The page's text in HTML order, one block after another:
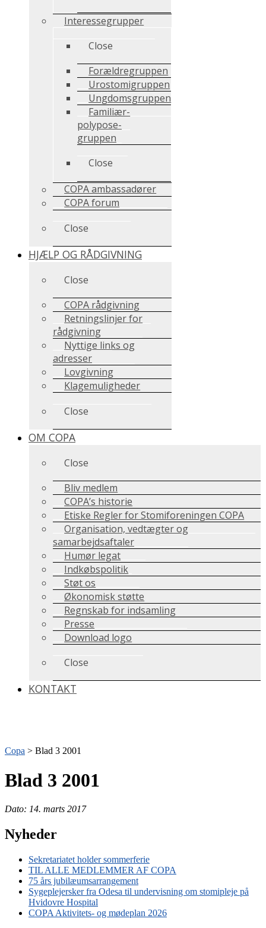
Interessegrupper
Close
Forældregruppen
Urostomigruppen
Ungdomsgruppen
Familiær-
polypose-
gruppen
Close
COPA ambassadører
COPA forum
Close
HJÆLP OG RÅDGIVNING
Close
COPA rådgivning
Retningslinjer for
rådgivning
Nyttige links og
adresser
Lovgivning
Klagemuligheder
Close
OM COPA
Close
Bliv medlem
COPA’s historie
Etiske Regler for Stomiforeningen COPA
Organisation, vedtægter og
samarbejdsaftaler
Humør legat
Indkøbspolitik
Støt os
Økonomisk støtte
Regnskab for indsamling
Presse
Download logo
Close
KONTAKT
Copa > Blad 3 2001
Blad 3 2001
Dato: 14. marts 2017
Nyheder
Sekretariatet holder sommerferie
TIL ALLE MEDLEMMER AF COPA
75 års jubilæumsarrangement
Sygeplejersker fra Odesa til undervisning om stomipleje på
Hvidovre Hospital
COPA Aktivitets- og mødeplan 2026